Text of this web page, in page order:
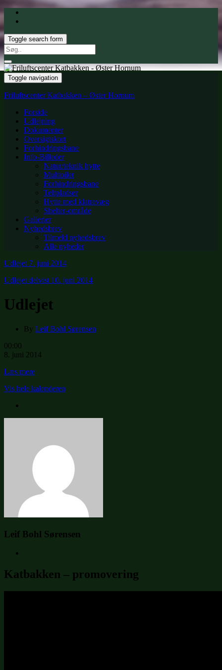
Toggle search form
Search
for:
Toggle navigation
Friluftscenter Katbakken – Øster Hornum
Forside
Udlejning
Dokumenter
Oversigtskort
Forhindringsbane
Info-Billeder
Natur/teknik hytte
Multtoilet
Forhindringsbane
Teltpladser
Hytte med klatrevæg
Shelter-område
Gallerier
Nyhedsbrev
Tilmeld nyhedsbrev
Alle nyheder
Udlejet 7. juni 2014
Udlejet delvist 10. juni 2014
Udlejet
By Leif Bohl Sørensen
Udlejet
00:00
8. juni 2014
Læs mere
Vis hele kalenderen
Leif Bohl Sørensen
Katbakken – promovering